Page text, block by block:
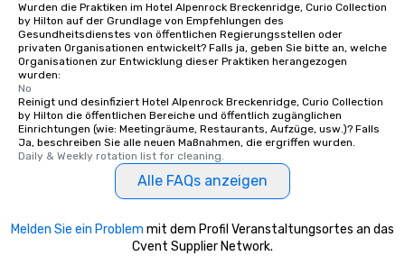
Wurden die Praktiken im Hotel Alpenrock Breckenridge, Curio Collection
by Hilton auf der Grundlage von Empfehlungen des
Gesundheitsdienstes von öffentlichen Regierungsstellen oder
privaten Organisationen entwickelt? Falls ja, geben Sie bitte an, welche
Organisationen zur Entwicklung dieser Praktiken herangezogen
wurden:
No
Reinigt und desinfiziert Hotel Alpenrock Breckenridge, Curio Collection
by Hilton die öffentlichen Bereiche und öffentlich zugänglichen
Einrichtungen (wie: Meetingräume, Restaurants, Aufzüge, usw.)? Falls
Ja, beschreiben Sie alle neuen Maßnahmen, die ergriffen wurden.
Daily & Weekly rotation list for cleaning.
Alle FAQs anzeigen
Melden Sie ein Problem mit dem Profil Veranstaltungsortes an das
Cvent Supplier Network.